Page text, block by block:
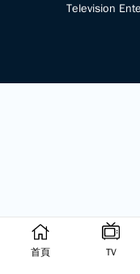
首頁 TV
Television